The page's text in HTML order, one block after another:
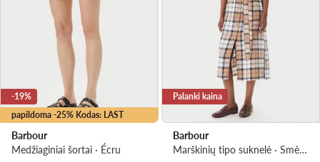
papildoma -25% Kodas: LAST
-19%
Barbour
Medžiaginiai šortai · Écru
Palanki kaina
Barbour
Marškinių tipo suknelė · Smėlio · Midi